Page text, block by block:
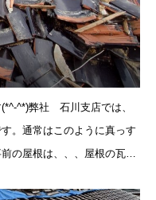
^*)弊社 石川支店では、
。通常はこのように真っす
の屋根は、、、屋根の瓦が